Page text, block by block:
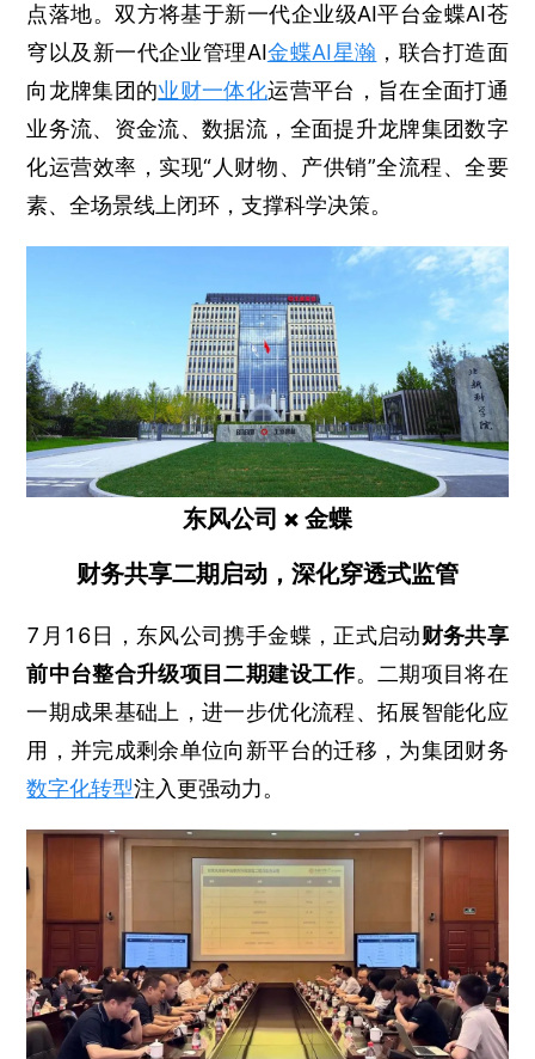
点落地。双方将基于新一代企业级AI平台金蝶AI苍
穹以及新一代企业管理AI金蝶AI星瀚 ，联合打造面
向龙牌集团的业财一体化运营平台，旨在全面打通
业务流、资金流、数据流，全面提升龙牌集团数字
化运营效率，实现“人财物、产供销”全流程、全要
素、全场景线上闭环，支撑科学决策。
东风公司 × 金蝶
财务共享二期启动，深化穿透式监管
7月16日，东风公司携手金蝶，正式启动财务共享
前中台整合升级项目二期建设工作。二期项目将在
一期成果基础上，进一步优化流程、拓展智能化应
用，并完成剩余单位向新平台的迁移，为集团财务
数字化转型注入更强动力。